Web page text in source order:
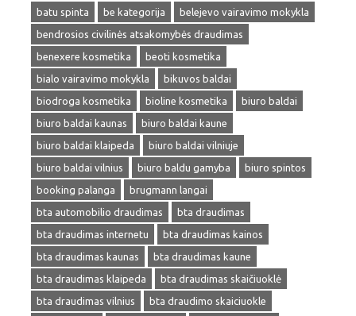
batu spinta
be kategorija
belejevo vairavimo mokykla
bendrosios civilinės atsakomybės draudimas
benexere kosmetika
beoti kosmetika
bialo vairavimo mokykla
bikuvos baldai
biodroga kosmetika
bioline kosmetika
biuro baldai
biuro baldai kaunas
biuro baldai kaune
biuro baldai klaipeda
biuro baldai vilniuje
biuro baldai vilnius
biuro baldu gamyba
biuro spintos
booking palanga
brugmann langai
bta automobilio draudimas
bta draudimas
bta draudimas internetu
bta draudimas kainos
bta draudimas kaunas
bta draudimas kaune
bta draudimas klaipeda
bta draudimas skaičiuoklė
bta draudimas vilnius
bta draudimo skaiciuokle